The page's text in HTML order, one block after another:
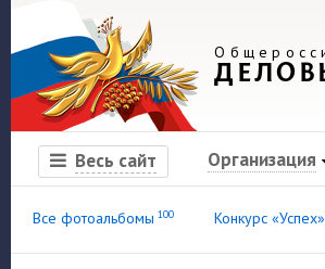
Весь сайт Организация
Все фотоальбомы 100 Конкурс «Успех»